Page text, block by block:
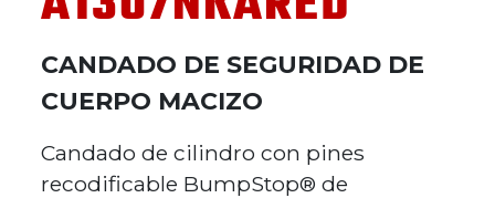
CANDADO DE SEGURIDAD DE
CUERPO MACIZO
Candado de cilindro con pines
recodificable BumpStop® de